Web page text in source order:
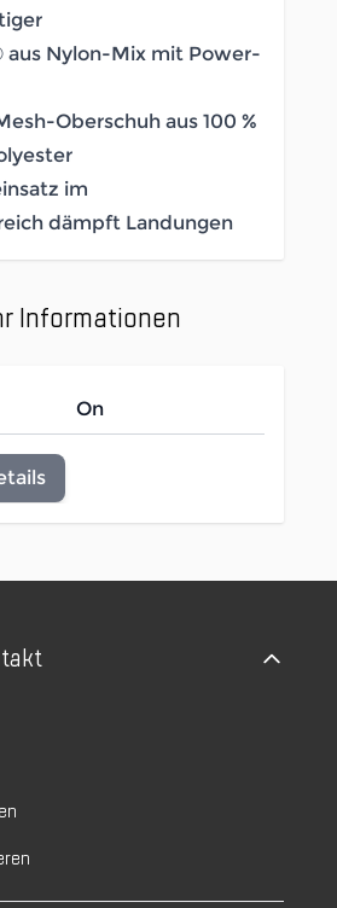
aus Nylon-Mix mit Power-
Oberschuh aus 100 %
im
dämpft Landungen
Informationen
On